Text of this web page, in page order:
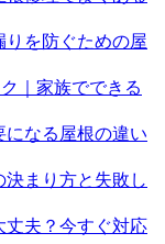
を防ぐための屋
｜家族でできる
になる屋根の違い
まり方と失敗し
丈夫？今すぐ対応